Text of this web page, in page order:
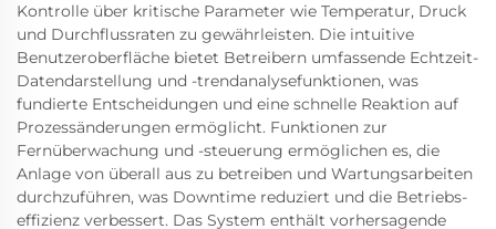
Kontrolle über kritische Parameter wie Temperatur, Druck
und Durchflussraten zu gewährleisten. Die intuitive
Benutzeroberfläche bietet Betreibern umfassende Echtzeit-
Datendarstellung und -trendanalysefunktionen, was
fundierte Entscheidungen und eine schnelle Reaktion auf
Prozessänderungen ermöglicht. Funktionen zur
Fernüberwachung und -steuerung ermöglichen es, die
Anlage von überall aus zu betreiben und Wartungsarbeiten
durchzuführen, was Downtime reduziert und die Betriebs-
effizienz verbessert. Das System enthält vorhersagende